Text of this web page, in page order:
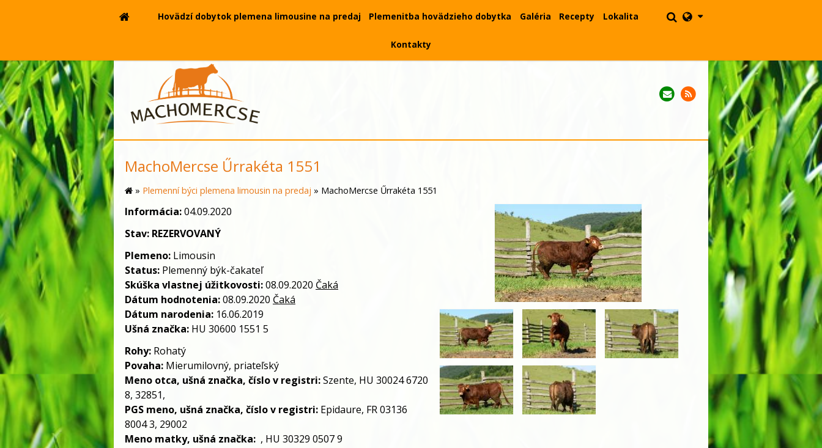
Hovädzí dobytok plemena limousine na predaj Plemenitba hovädzieho dobytka Galéria Recepty Lokalita
Kontakty
MachoMercse Űrrakéta 1551
» Plemenní býci plemena limousin na predaj » MachoMercse Űrrakéta 1551
Informácia:04.09.2020
Stav: REZERVOVANÝ
Plemeno: Limousin
Status: Plemenný býk-čakateľ
Skúška vlastnej úžitkovosti:08.09.2020 Čaká
Dátum hodnotenia:08.09.2020 Čaká
Dátum narodenia: 16.06.2019
Ušná značka: HU 30600 1551 5
Rohy: Rohatý
Povaha: Mierumilovný, priateľský
Meno otca, ušná značka, číslo v registri:Szente, HU 30024 6720
8, 32851,
PGS meno, ušná značka, číslo v registri: Epidaure, FR 03136
8004 3, 29002
Meno matky, ušná značka: , HU 30329 0507 9